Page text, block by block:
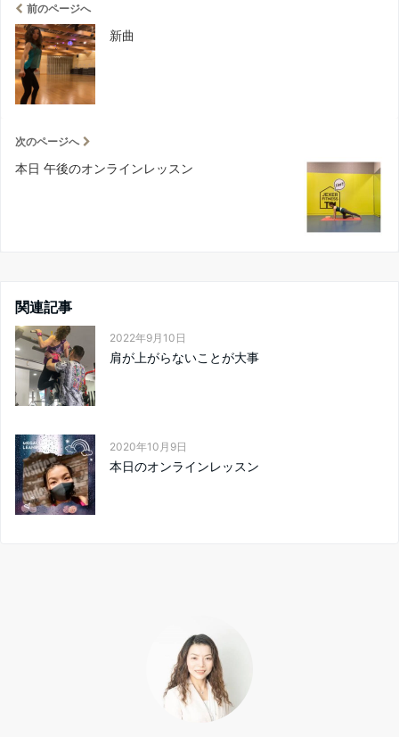
前のページへ
新曲
次のページへ
本日 午後のオンラインレッスン
関連記事
2022年9月10日
肩が上がらないことが大事
2020年10月9日
本日のオンラインレッスン